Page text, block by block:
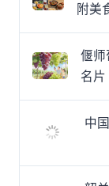
附美
偃师
名片
中